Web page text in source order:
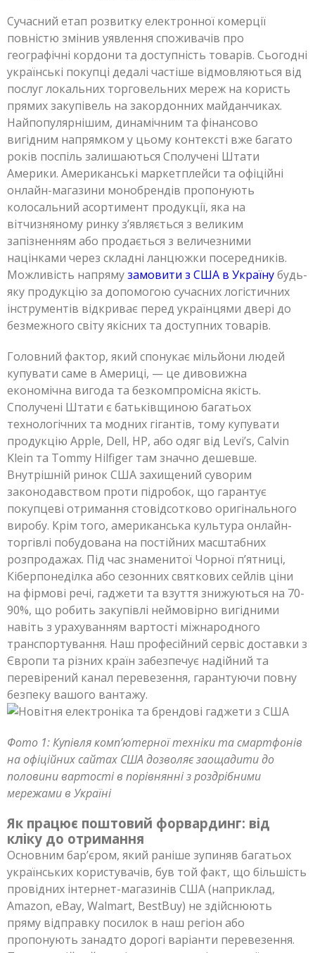
Сучасний етап розвитку електронної комерції
повністю змінив уявлення споживачів про
географічні кордони та доступність товарів. Сьогодні
українські покупці дедалі частіше відмовляються від
послуг локальних торговельних мереж на користь
прямих закупівель на закордонних майданчиках.
Найпопулярнішим, динамічним та фінансово
вигідним напрямком у цьому контексті вже багато
років поспіль залишаються Сполучені Штати
Америки. Американські маркетплейси та офіційні
онлайн-магазини монобрендів пропонують
колосальний асортимент продукції, яка на
вітчизняному ринку з’являється з великим
запізненням або продається з величезними
націнками через складні ланцюжки посередників.
Можливість напрямузамовити з США в Українубудь-
яку продукцію за допомогою сучасних логістичних
інструментів відкриває перед українцями двері до
безмежного світу якісних та доступних товарів.
Головний фактор, який спонукає мільйони людей
купувати саме в Америці, — це дивовижна
економічна вигода та безкомпромісна якість.
Сполучені Штати є батьківщиною багатьох
технологічних та модних гігантів, тому купувати
продукцію Apple, Dell, HP, або одяг від Levi’s, Calvin
Klein та Tommy Hilfiger там значно дешевше.
Внутрішній ринок США захищений суворим
законодавством проти підробок, що гарантує
покупцеві отримання стовідсотково оригінального
виробу. Крім того, американська культура онлайн-
торгівлі побудована на постійних масштабних
розпродажах. Під час знаменитої Чорної п’ятниці,
Кіберпонеділка або сезонних святкових сейлів ціни
на фірмові речі, гаджети та взуття знижуються на 70-
90%, що робить закупівлі неймовірно вигідними
навіть з урахуванням вартості міжнародного
транспортування. Наш професійний сервіс доставки з
Європи та різних країн забезпечує надійний та
перевірений канал перевезення, гарантуючи повну
безпеку вашого вантажу.
Фото 1: Купівля комп’ютерної техніки та смартфонів
на офіційних сайтах США дозволяє заощадити до
половини вартості в порівнянні з роздрібними
мережами в Україні
Як працює поштовий форвардинг: від
кліку до отримання
Основним бар’єром, який раніше зупиняв багатьох
українських користувачів, був той факт, що більшість
провідних інтернет-магазинів США (наприклад,
Amazon, eBay, Walmart, BestBuy) не здійснюють
пряму відправку посилок в наш регіон або
пропонують занадто дорогі варіанти перевезення.